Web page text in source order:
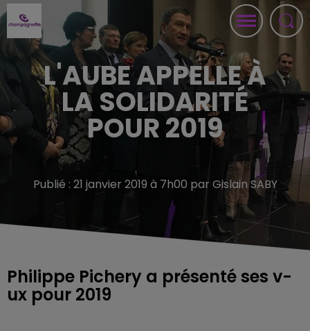
L'AUBE APPELLE À
LA SOLIDARITÉ
POUR 2019
Publié : 21 janvier 2019 à 7h00 par Gislain SABY
Philippe Pichery a présenté ses v-
ux pour 2019